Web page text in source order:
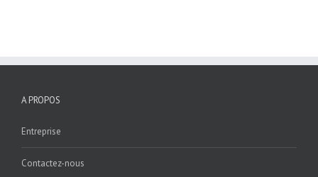
A PROPOS
Entreprise
Contactez-nous